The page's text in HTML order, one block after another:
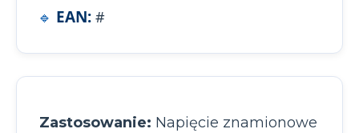
EAN: #
Zastosowanie: Napięcie znamionowe